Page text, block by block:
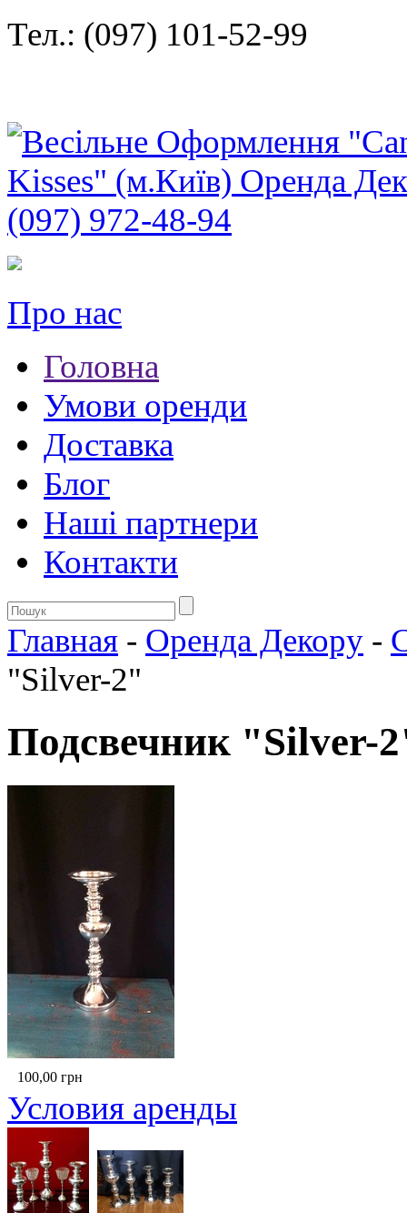
Тел.: (097) 101-52-99
Про нас
Головна
Умови оренди
Доставка
Блог
Нашi партнери
Контакти
Главная - Оренда Декору -
"Silver-2"
Подсвечник "Silver-
100,00 грн
Условия аренды